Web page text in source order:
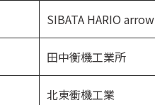
SIBATA HARIO arrow
田中衡機工業所
北東衝機工業